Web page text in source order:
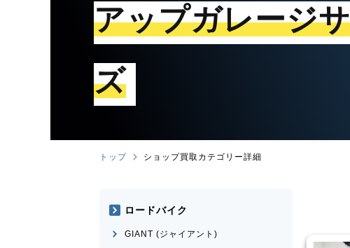
アップガレージ
ズ
トップ ショップ買取カテゴリー詳細
ロードバイク
GIANT (ジャイアント)